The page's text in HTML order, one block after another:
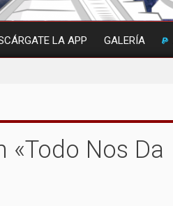
LA APP GALERÍA
«Todo Nos Da